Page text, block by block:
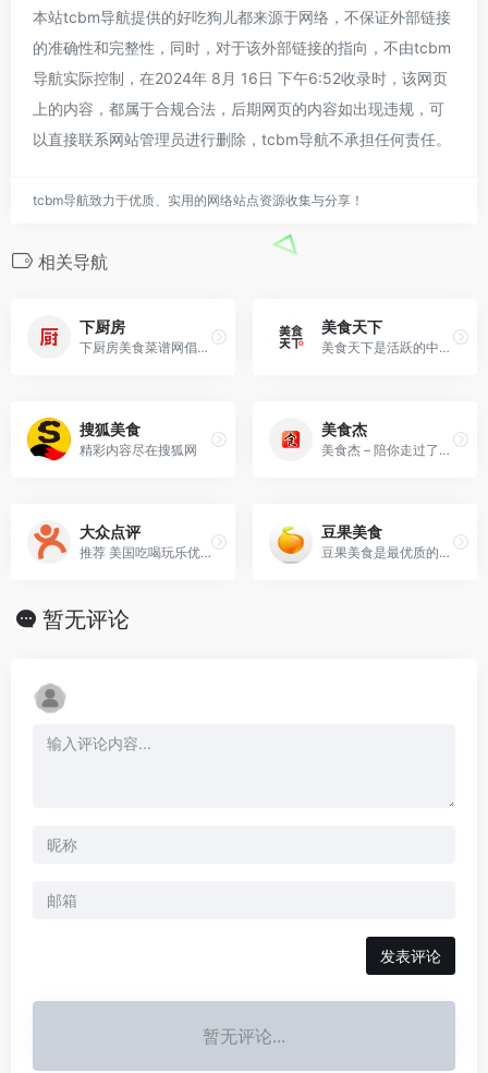
本站tcbm导航提供的好吃狗儿都来源于网络，不保证外部链接
的准确性和完整性，同时，对于该外部链接的指向，不由tcbm
导航实际控制，在2024年 8月 16日 下午6:52收录时，该网页
上的内容，都属于合规合法，后期网页的内容如出现违规，可
以直接联系网站管理员进行删除，tcbm导航不承担任何责任。
tcbm导航致力于优质、实用的网络站点资源收集与分享！
相关导航
下厨房
下厨房美食菜谱网倡导在家烹饪、健康的生活方式，提供有版权的实用菜谱做法与饮食知识，提供厨师和美食爱好者一个记录、分享的平台。
美食天下
美食天下是活跃的中文美食网站与厨艺交流社区，拥有海量的优质原创美食菜谱，聚集超千万美食家。我所有的朋友都是吃货，欢迎您加入！
搜狐美食
精彩内容尽在搜狐网
美食杰
美食杰 – 陪你走过了十一年的美食菜谱网站，收天下美食菜谱,提供丰富的菜谱家常菜做法大全,全国各地菜谱大全,精美的美食图片,生动的美食视频让你最快的学会各类家常
大众点评
推荐 美国吃喝玩乐优惠信息，提供美食餐厅、酒店旅游、电影票、家居装修、美容美发、运动健身等各类生活服务，通过海量真实消费评论的聚合，帮您选到满意商家。
豆果美食
豆果美食是最优质的美食菜谱社区,提供各种菜谱大全,食谱大全,家常菜做法大全,丰富的菜谱大全可以让您轻松地学会怎么做美食,展现自己的高超厨艺,开启美好生活！
暂无评论
发表评论
暂无评论...